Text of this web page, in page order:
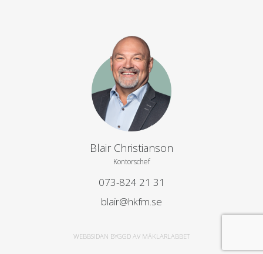
Blair Christianson
Kontorschef
073-824 21 31
blair@hkfm.se
WEBBSIDAN BYGGD AV MÄKLARLABBET